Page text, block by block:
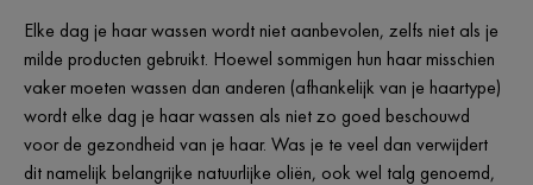
Elke dag je haar wassen wordt niet aanbevolen, zelfs niet als je
milde producten gebruikt. Hoewel sommigen hun haar misschien
vaker moeten wassen dan anderen (afhankelijk van je haartype)
wordt elke dag je haar wassen als niet zo goed beschouwd
voor de gezondheid van je haar. Was je te veel dan verwijdert
dit namelijk belangrijke natuurlijke oliën, ook wel talg genoemd,